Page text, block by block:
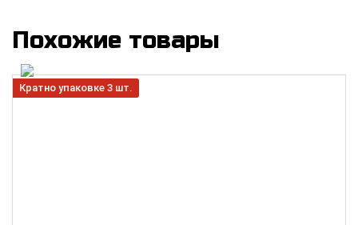
Похожие товары
Кратно упаковке 3 шт.